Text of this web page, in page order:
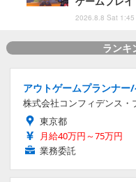
2026.8.8 Sat 1:45
ランキ
アウトゲームプランナー
株式会社コンフィデンス・
東京都
月給40万円～75万円
業務委託